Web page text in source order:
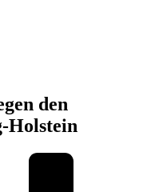
den
Holstein